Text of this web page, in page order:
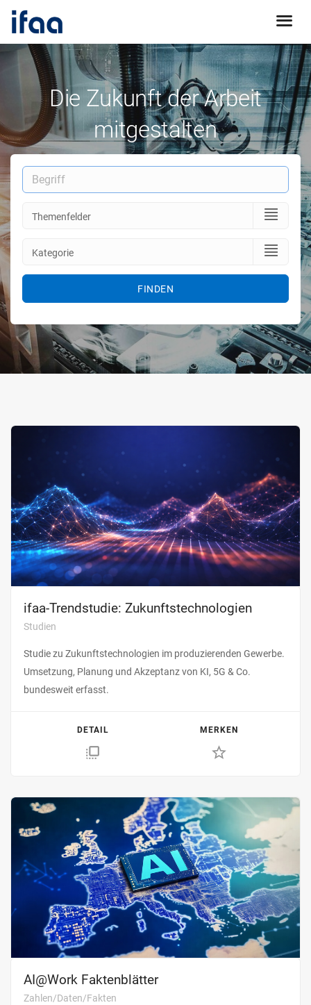
Die Zukunft der Arbeit
mitgestalten
FINDEN
ifaa-Trendstudie: Zukunftstechnologien
Studien
Studie zu Zukunftstechnologien im produzierenden Gewerbe.
Umsetzung, Planung und Akzeptanz von KI, 5G & Co.
bundesweit erfasst.
DETAIL
flip_to_front
MERKEN
star_border
AI@Work Faktenblätter
Zahlen/Daten/Fakten